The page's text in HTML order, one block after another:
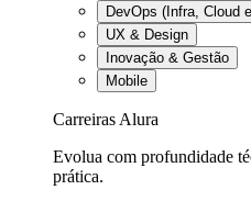
DevOps (Infra, Cloud
UX & Design
Inovação & Gestão
Mobile
Carreiras Alura
Evolua com profundidade
prática.